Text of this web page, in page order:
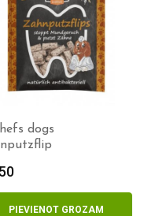
dogs
PIEVIENOT GROZAM